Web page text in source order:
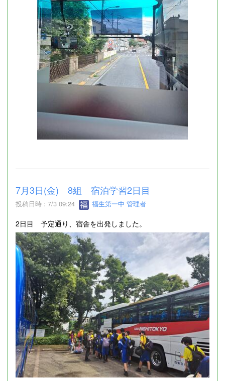
7月3日(金) 8組 宿泊学習2日目
投稿日時 : 7/3 09:24 福生第一中 管理者
2日目 予定通り、宿舎を出発しました。